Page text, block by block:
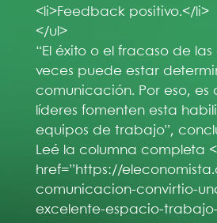
<li>Feedback positivo.</li>
</ul>
“El éxito o el fracaso de
veces puede estar
comunicación. Por eso, es
líderes fomenten esta
equipos de trabajo”,
Leé la columna completa
href=”https://
comunicacion-convirtio-
excelente-espacio-trabajo-